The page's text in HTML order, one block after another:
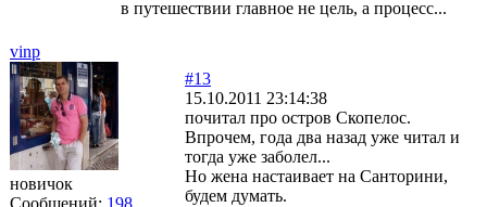
в путешествии главное не цель, а процесс...
vinp
новичок
Сообщений: 198
#13
15.10.2011 23:14:38
почитал про остров Скопелос.
Впрочем, года два назад уже читал и
тогда уже заболел...
Но жена настаивает на Санторини,
будем думать.